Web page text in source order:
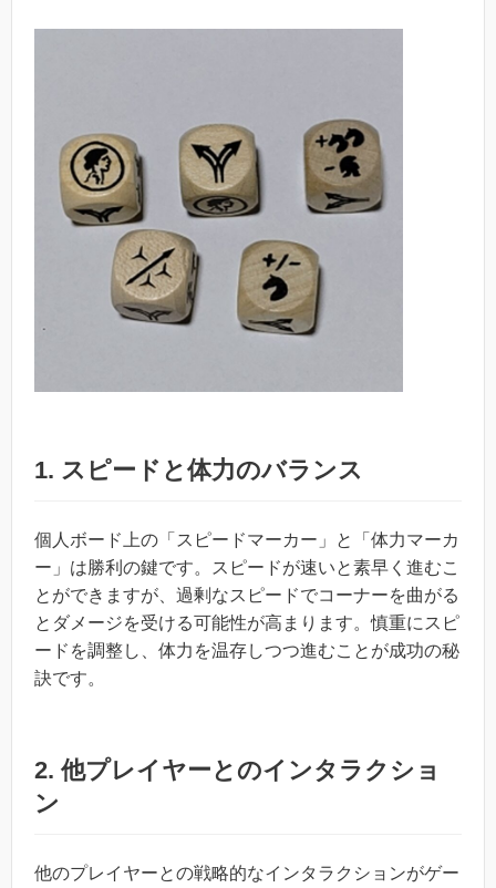
1. スピードと体力のバランス
個人ボード上の「スピードマーカー」と「体力マーカ
ー」は勝利の鍵です。スピードが速いと素早く進むこ
とができますが、過剰なスピードでコーナーを曲がる
とダメージを受ける可能性が高まります。慎重にスピ
ードを調整し、体力を温存しつつ進むことが成功の秘
訣です。
2. 他プレイヤーとのインタラクショ
ン
他のプレイヤーとの戦略的なインタラクションがゲー